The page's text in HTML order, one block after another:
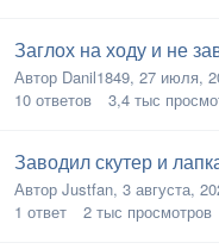
Заглох на ходу и не
Автор Danil1849, 27 июля,
10 ответов 3,4 тыс
Заводил скутер и
Автор Justfan, 3 августа,
1 ответ 2 тыс просмотров